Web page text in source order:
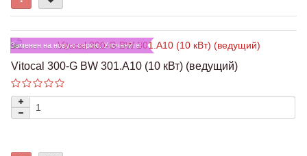
Заменен на новую серию. Уточняйте!
Vitocal 300-G BW 301.A10 (10 кВт) (ведущий)